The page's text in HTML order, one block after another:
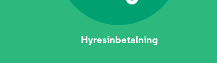
Hyresinbetalning